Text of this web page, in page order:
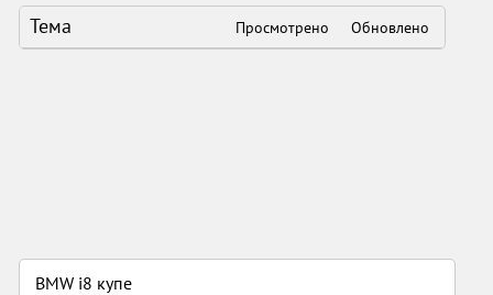
Тема Просмотрено Обновлено
BMW i8 купе